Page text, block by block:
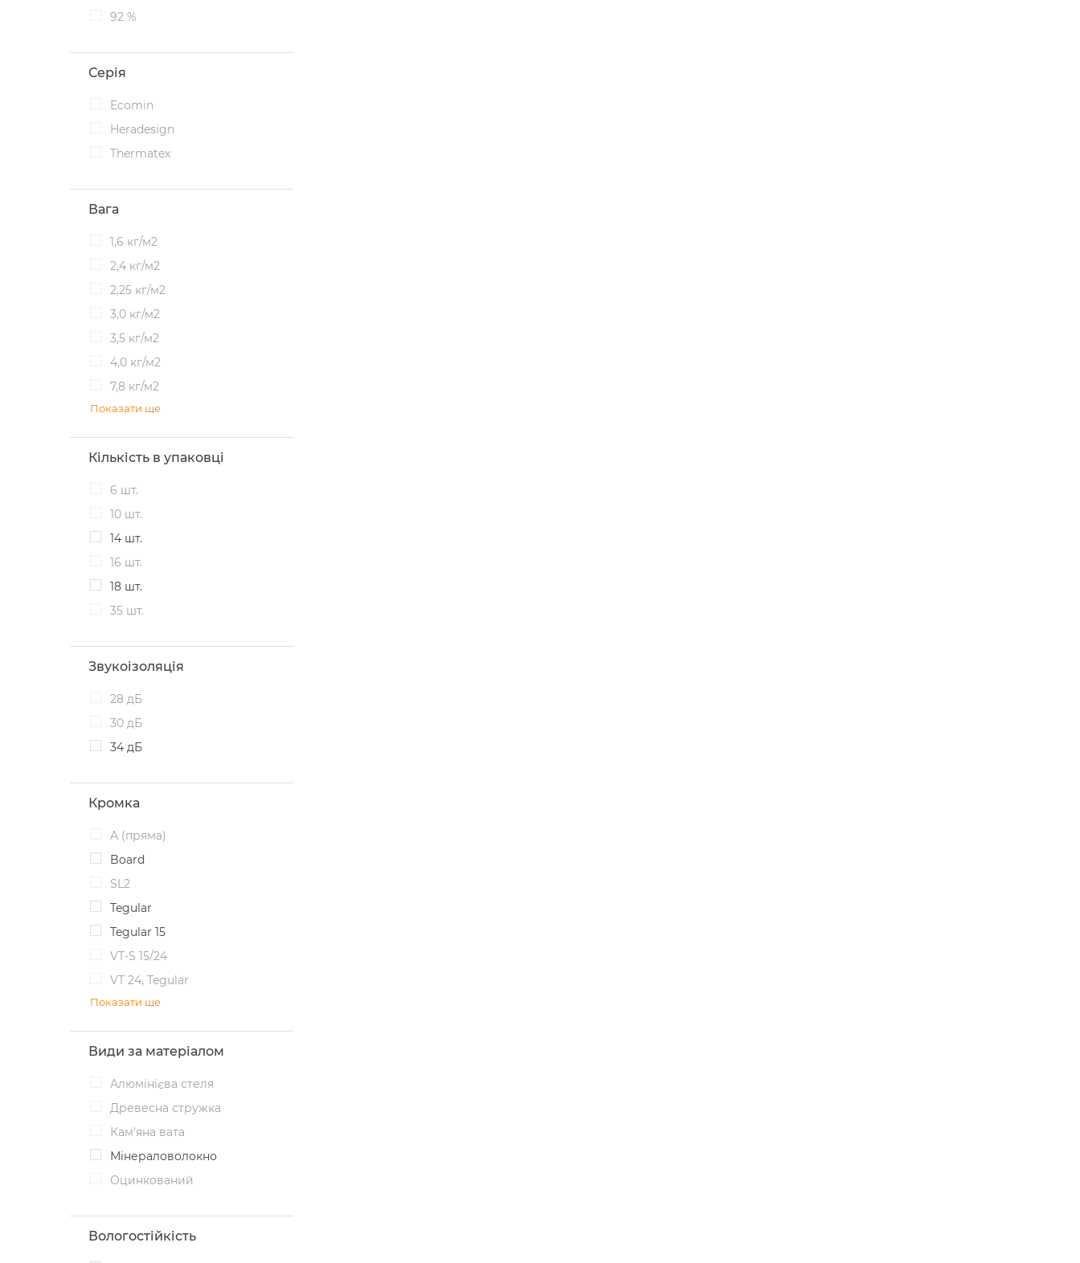
92 %
Серія
Ecomin
Heradesign
Thermatex
Вага
1,6 кг/м2
2,4 кг/м2
2,25 кг/м2
3,0 кг/м2
3,5 кг/м2
4,0 кг/м2
7,8 кг/м2
Показати ще
Кількість в упаковці
6 шт.
10 шт.
14 шт.
16 шт.
18 шт.
35 шт.
Звукоізоляція
28 дБ
30 дБ
34 дБ
Кромка
A (пряма)
Board
SL2
Tegular
Tegular 15
VT-S 15/24
VT 24, Tegular
Показати ще
Види за матеріалом
Алюмінієва стеля
Древесна стружка
Кам'яна вата
Мінераловолокно
Оцинкований
Вологостійкість